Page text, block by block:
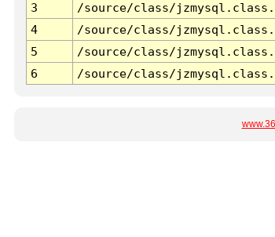
3
/source/class/
4
/source/class/
5
/source/class/
6
/source/class/